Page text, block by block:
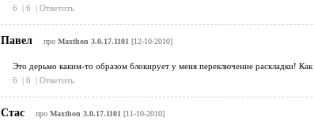
6
| 6 | Ответить
Павел про Maxthon 3.0.17.1101 [12-10-2010]
Это дерьмо каким-то образом блокирует у меня переключение раскладки!
6
| 6 | Ответить
Стас про Maxthon 3.0.17.1101 [11-10-2010]